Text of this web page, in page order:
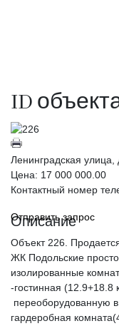
ID
Ленинградская улица,
Цена: 17 000 000.00
Контактный номер
Отправить запрос
Описание
Объект 226.
ЖК Подольские
изолированные
-гостинная
переоборудованную
гардеробная